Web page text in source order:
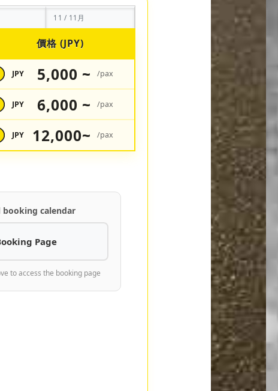
11 / 11月
價格 (JPY)
JPY 5,000 ~ /pax
JPY 6,000 ~ /pax
JPY 12,000~ /pax
calendar
Page
to access the booking page